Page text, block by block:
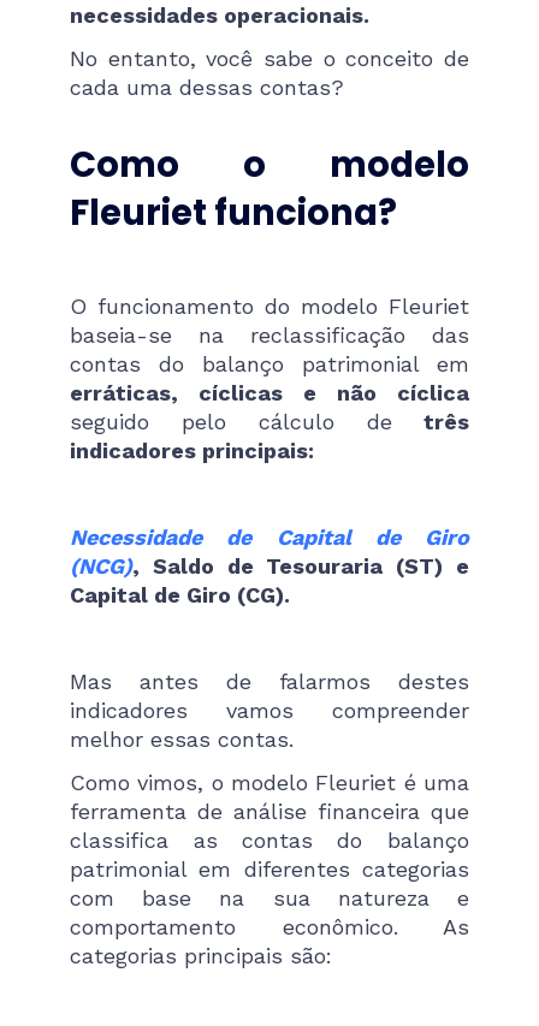
necessidades operacionais.
No entanto, você sabe o conceito de
cada uma dessas contas?
Como o modelo
Fleuriet funciona?
O funcionamento do modelo Fleuriet
baseia-se na reclassificação das
contas do balanço patrimonial em
erráticas, cíclicas e não cíclica
seguido pelo cálculo de três
indicadores principais:
Necessidade de Capital de Giro
(NCG), Saldo de Tesouraria (ST) e
Capital de Giro (CG).
Mas antes de falarmos destes
indicadores vamos compreender
melhor essas contas.
Como vimos, o modelo Fleuriet é uma
ferramenta de análise financeira que
classifica as contas do balanço
patrimonial em diferentes categorias
com base na sua natureza e
comportamento econômico. As
categorias principais são: